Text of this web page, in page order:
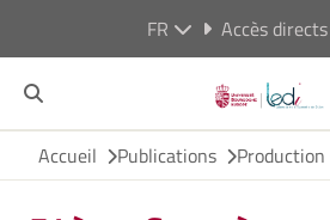
FR Accès directs
Accueil Publications